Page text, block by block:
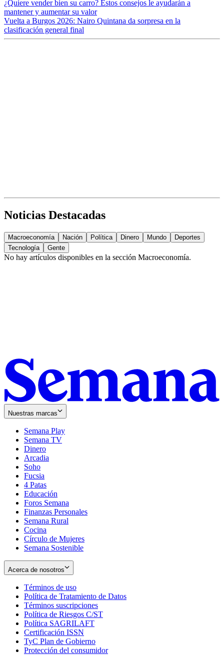
¿Quiere vender bien su carro? Estos consejos le ayudarán a
mantener y aumentar su valor
Vuelta a Burgos 2026: Nairo Quintana da sorpresa en la
clasificación general final
Noticias Destacadas
Macroeconomía Nación Política Dinero Mundo
Deportes
Tecnología
Gente
No hay artículos disponibles en la sección Macroeconomía.
Nuestras marcas
Semana Play
Semana TV
Dinero
Arcadia
Soho
in
new
window
Fucsia
in
new
window
4 Patas
Educación
Foros Semana
Finanzas Personales
Semana Rural
Cocina
Círculo de Mujeres
Semana Sostenible
Acerca de nosotros
Términos de uso
in
new
window
Política de Tratamiento de Datos
Términos suscripciones
in
Política de Riesgos C/ST
Política SAGRILAFT
new
window
Certificación ISSN
in
new
TyC Plan de Gobierno
in
Protección del consumidorOpens